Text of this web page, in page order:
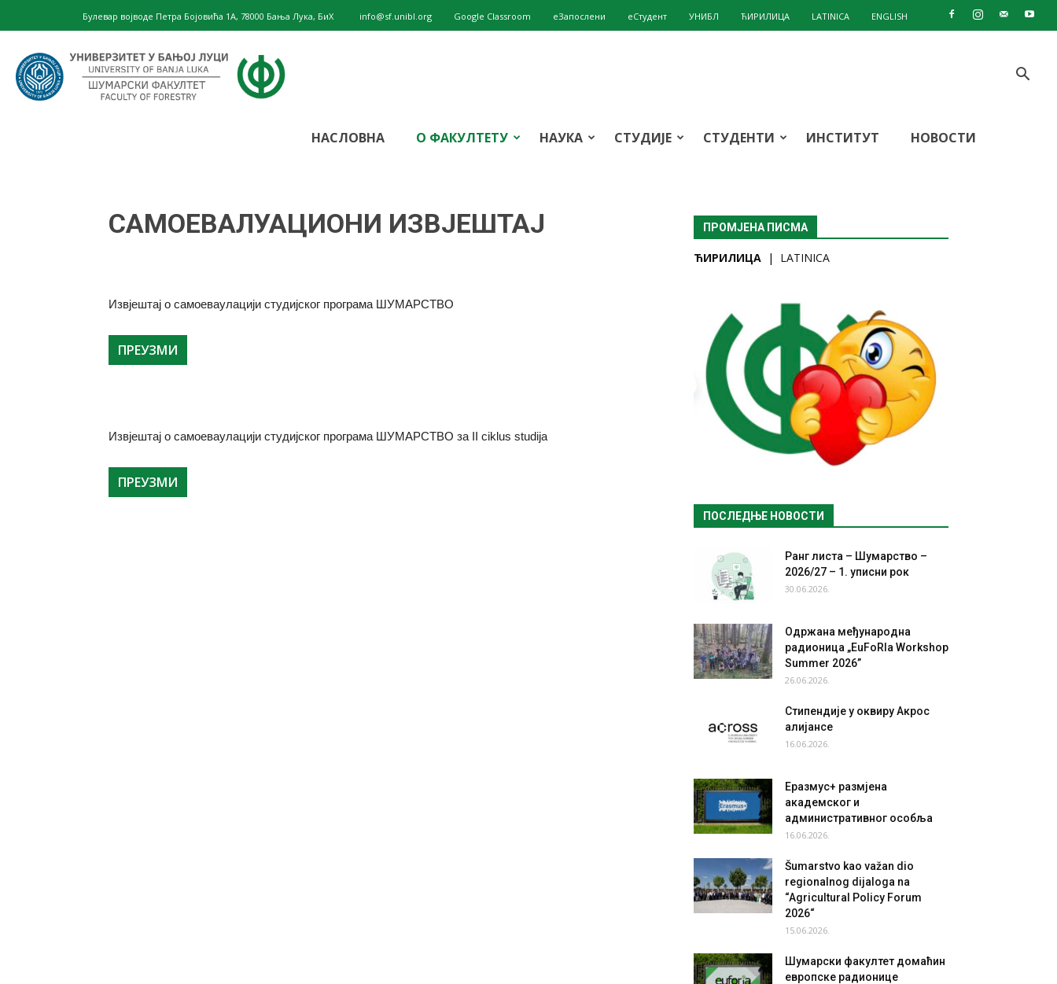
Булевар војводе Петра Бојовића 1А, 78000 Бања Лука, БиХ info@sf.unibl.org Google Classroom eЗапослени еСтудент УНИБЛ ЋИРИЛИЦА LATINICA ENGLISH
НАСЛОВНА О ФАКУЛТЕТУ НАУКА СТУДИЈЕ СТУДЕНТИ ИНСТИТУТ НОВОСТИ
САМОЕВАЛУАЦИОНИ ИЗВЈЕШТАЈ
Извјештај о самоеваулацији студијског програма ШУМАРСТВО
ПРЕУЗМИ
Извјештај о самоеваулацији студијског програма ШУМАРСТВО за II ciklus studija
ПРЕУЗМИ
ПРОМЈЕНА ПИСМА
ЋИРИЛИЦА | LATINICA
ПОСЛЕДЊЕ НОВОСТИ
Ранг листа – Шумарство –
2026/27 – 1. уписни рок
30.06.2026.
Одржана међународна
радионица „EuFoRIa Workshop
Summer 2026”
26.06.2026.
Стипендије у оквиру Акрос
алијансе
16.06.2026.
Еразмус+ размјена
академског и
административног особља
16.06.2026.
Šumarstvo kao važan dio
regionalnog dijaloga na
“Agricultural Policy Forum
2026“
15.06.2026.
Шумарски факултет домаћин
европске радионице